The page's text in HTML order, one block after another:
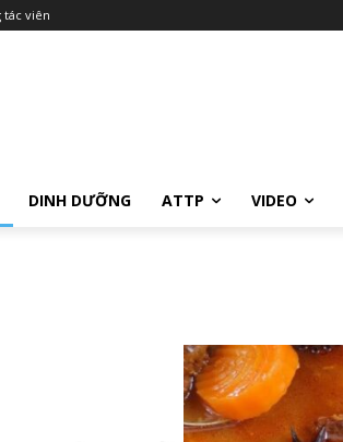
tác viên
DINH DƯỠNG ATTP VIDEO